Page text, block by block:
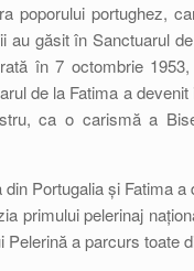
poporului portughez,
au găsit în Sanctuarul
în 7 octombrie
de la Fatima a
ca o carismă a
Portugalia și Fatima
primului pelerinaj
Pelerină a parcurs toate